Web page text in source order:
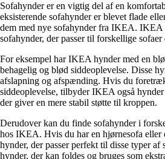
Sofahynder er en vigtig del af en
eksisterende sofahynder er blevet flade
dem med nye sofahynder fra IKEA.
sofahynder, der passer til forskellige sofaer
For eksempel har IKEA hynder med en
behagelig og blød siddeoplevelse. Disse
afslapning og afspænding. Hvis du
siddeoplevelse, tilbyder IKEA også
der giver en mere stabil støtte til kroppen.
Derudover kan du finde sofahynder i
hos IKEA. Hvis du har en hjørnesofa eller
hynder, der passer perfekt til disse typer
hynder, der kan foldes og bruges som